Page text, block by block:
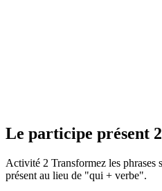
Le participe présent
Activité 2 Transformez les phrases
présent au lieu de "qui + verbe".